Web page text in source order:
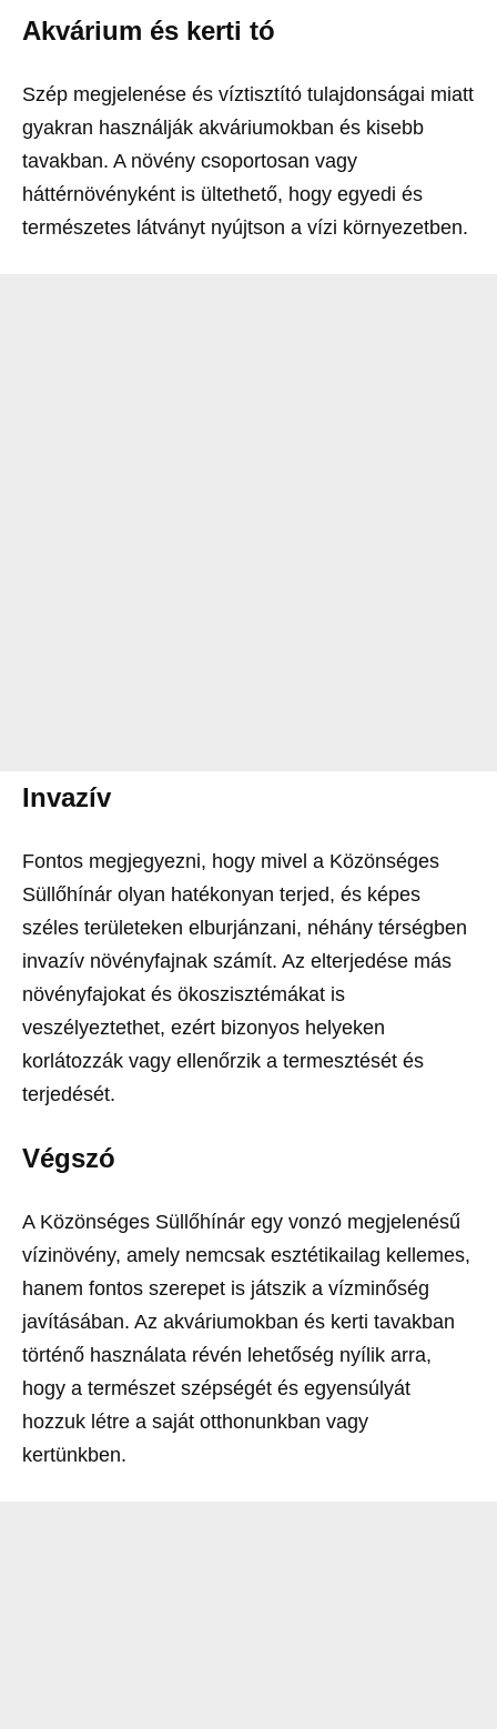
Akvárium és kerti tó
Szép megjelenése és víztisztító tulajdonságai miatt
gyakran használják akváriumokban és kisebb
tavakban. A növény csoportosan vagy
háttérnövényként is ültethető, hogy egyedi és
természetes látványt nyújtson a vízi környezetben.
Invazív
Fontos megjegyezni, hogy mivel a Közönséges
Süllőhínár olyan hatékonyan terjed, és képes
széles területeken elburjánzani, néhány térségben
invazív növényfajnak számít. Az elterjedése más
növényfajokat és ökoszisztémákat is
veszélyeztethet, ezért bizonyos helyeken
korlátozzák vagy ellenőrzik a termesztését és
terjedését.
Végszó
A Közönséges Süllőhínár egy vonzó megjelenésű
vízinövény, amely nemcsak esztétikailag kellemes,
hanem fontos szerepet is játszik a vízminőség
javításában. Az akváriumokban és kerti tavakban
történő használata révén lehetőség nyílik arra,
hogy a természet szépségét és egyensúlyát
hozzuk létre a saját otthonunkban vagy
kertünkben.